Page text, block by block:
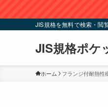
JIS規格を無料で検索・閲
JIS規格ポケ
ホーム フランジ付耐熱性